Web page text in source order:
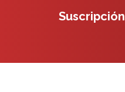
Suscripción